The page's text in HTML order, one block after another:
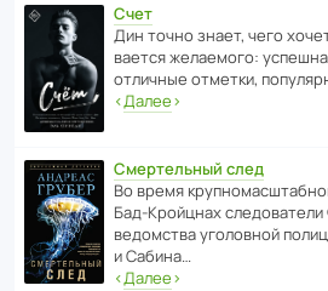
Счет
Дин точно знает, чего
ва­ется жела­е­мого:
отли­чные отметки,
‹Далее›
Смертельный след
Во время
Бад‑Крой­цнах
ведомства уголо­вной
и Сабина…
‹Далее›